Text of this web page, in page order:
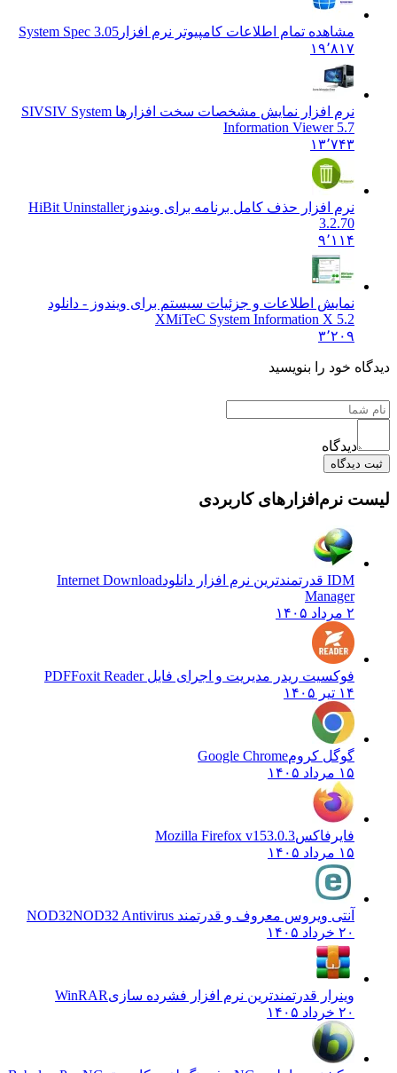
مشاهده تمام اطلاعات کامپیوتر نرم افزار System Spec 3.05
۱۹٬۸۱۷
نرم افزار نمایش مشخصات سخت افزارها SIV SIV System
Information Viewer 5.7
۱۳٬۷۴۳
نرم افزار حذف کامل برنامه برای ویندوزHiBit Uninstaller
3.2.70
۹٬۱۱۴
نمایش اطلاعات و جزئیات سیستم برای ویندوز - دانلود
XMiTeC System Information X 5.2
۳٬۲۰۹
دیدگاه خود را بنویسید
دیدگاه
ثبت دیدگاه
لیست نرم‌افزارهای کاربردی
IDM قدرتمندترین نرم افزار دانلود
Internet Download
Manager
۲ مرداد ۱۴۰۵
فوکسیت ریدر مدیریت و اجرای فایل PDFFoxit Reader
۱۴ تیر ۱۴۰۵
گوگل کرومGoogle Chrome
۱۵ مرداد ۱۴۰۵
فایرفاکسMozilla Firefox v153.0.3
۱۵ مرداد ۱۴۰۵
آنتی ویروس معروف و قدرتمند NOD32 NOD32 Antivirus
۲۰ خرداد ۱۴۰۵
وینرار قدرتمندترین نرم افزار فشرده سازیWinRAR
۲۰ خرداد ۱۴۰۵